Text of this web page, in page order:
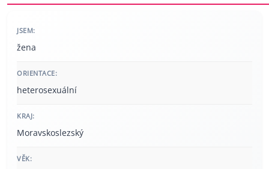
JSEM:
žena
ORIENTACE:
heterosexuální
KRAJ:
Moravskoslezský
VĚK: